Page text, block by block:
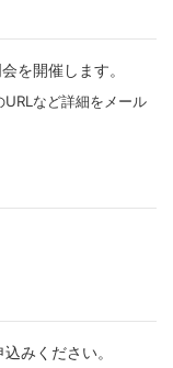
を開催します。
など詳細をメール
みください。